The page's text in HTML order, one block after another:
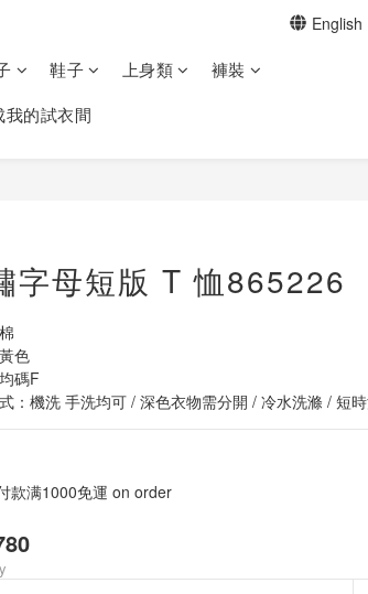
English
鞋子 上身類
褲裝
的試衣間
字母短版 T 恤865226
色
碼F
：機洗 手洗均可 / 深色衣物需分開 / 冷水洗滌 / 短
款满1000免運 on order